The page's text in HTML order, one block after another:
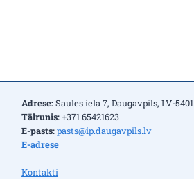
Adrese:Saules iela 7, Daugavpils, LV-5401
Tālrunis:+371 65421623
E-pasts:pasts@ip.daugavpils.lv
E-adrese
Kontakti